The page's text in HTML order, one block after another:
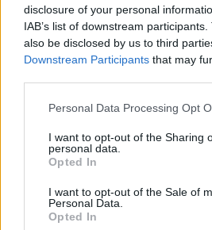
disclosure of your personal
IAB’s list of downstream
also be disclosed by us to third
Downstream Participants that may
Personal Data Processing Opt
I want to opt-out of the Sharing
personal data.
Opted In
I want to opt-out of the Sale of
Personal Data.
Opted In